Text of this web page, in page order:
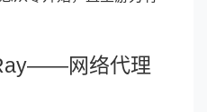
网络代理